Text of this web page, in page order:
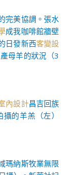
完美協調。張水
成我咖啡館牆壁
日發新西客變設
母羊的狀況（3
內設計昌吉回族
的羊羔（左）
瑪納斯牧業無限